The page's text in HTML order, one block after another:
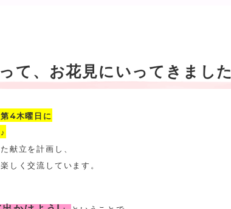
て、お花見にいってきました
4木曜日に
献立を計画し、
しく交流しています。